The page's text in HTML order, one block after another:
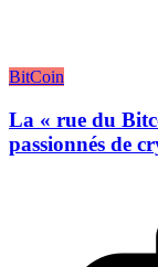
BitCoin
La « rue du
passionnés de